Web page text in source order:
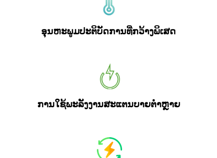
ອຸນຫະພູມປະຕິບັດການທີ່ກວ້າງພິເສດ
ການໃຊ້ພະລັງງານສະແຕນບາຍຕໍ່າຫຼາຍ